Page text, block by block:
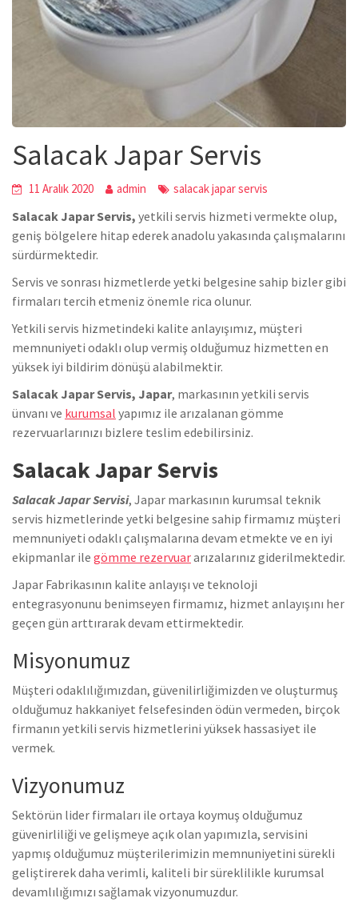
Salacak Japar Servis
11 Aralık 2020 admin salacak japar servis
Salacak Japar Servis, yetkili servis hizmeti vermekte olup,
geniş bölgelere hitap ederek anadolu yakasında çalışmalarını
sürdürmektedir.
Servis ve sonrası hizmetlerde yetki belgesine sahip bizler gibi
firmaları tercih etmeniz önemle rica olunur.
Yetkili servis hizmetindeki kalite anlayışımız, müşteri
memnuniyeti odaklı olup vermiş olduğumuz hizmetten en
yüksek iyi bildirim dönüşü alabilmektir.
Salacak Japar Servis, Japar, markasının yetkili servis
ünvanı ve kurumsal yapımız ile arızalanan gömme
rezervuarlarınızı bizlere teslim edebilirsiniz.
Salacak Japar Servis
Salacak Japar Servisi, Japar markasının kurumsal teknik
servis hizmetlerinde yetki belgesine sahip firmamız müşteri
memnuniyeti odaklı çalışmalarına devam etmekte ve en iyi
ekipmanlar ile gömme rezervuararızalarınız giderilmektedir.
Japar Fabrikasının kalite anlayışı ve teknoloji
entegrasyonunu benimseyen firmamız, hizmet anlayışını her
geçen gün arttırarak devam ettirmektedir.
Misyonumuz
Müşteri odaklılığımızdan, güvenilirliğimizden ve oluşturmuş
olduğumuz hakkaniyet felsefesinden ödün vermeden, birçok
firmanın yetkili servis hizmetlerini yüksek hassasiyet ile
vermek.
Vizyonumuz
Sektörün lider firmaları ile ortaya koymuş olduğumuz
güvenirliliği ve gelişmeye açık olan yapımızla, servisini
yapmış olduğumuz müşterilerimizin memnuniyetini sürekli
geliştirerek daha verimli, kaliteli bir süreklilikle kurumsal
devamlılığımızı sağlamak vizyonumuzdur.